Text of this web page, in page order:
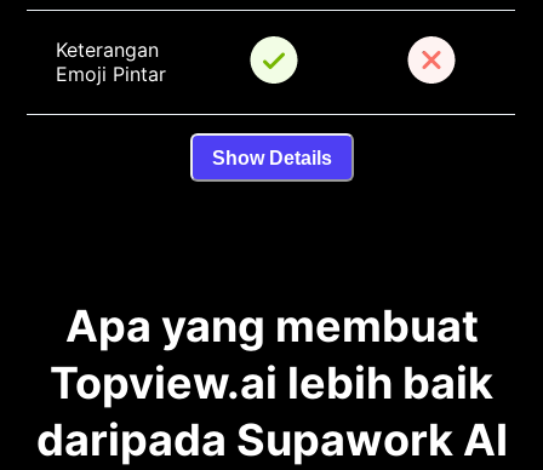
Keterangan
Emoji Pintar
Show Details
Apa yang membuat
Topview.ai lebih baik
daripada Supawork AI